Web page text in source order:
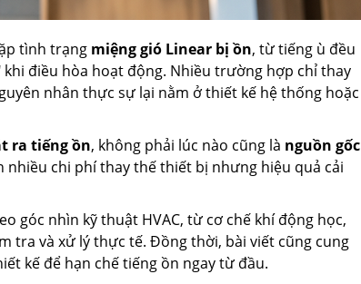
tình trạng miệng gió Linear bị ồn, từ tiếng ù đều
điều hòa hoạt động. Nhiều trường hợp chỉ thay
nhân thực sự lại nằm ở thiết kế hệ thống hoặc
ra tiếng ồn, không phải lúc nào cũng là nguồn gốc
nhiều chi phí thay thế thiết bị nhưng hiệu quả cải
góc nhìn kỹ thuật HVAC, từ cơ chế khí động học,
tra và xử lý thực tế. Đồng thời, bài viết cũng cung
kế để hạn chế tiếng ồn ngay từ đầu.